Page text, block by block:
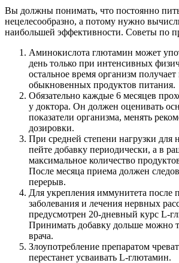
Вы должны понимать, что постоянно
нецелесообразно, а потому нужно
наибольшей эффективности. Советы по
Аминокислота глютамин может
день только при интенсивных
остальное время организм
обыкновенных продуктов питания.
Обязательно каждые 6 месяцев
у доктора. Он должен оценивать
показатели организма, менять
дозировки.
При средней степени нагрузки
пейте добавку периодически, а в
максимальное количество
После месяца приема должен
перерыв.
Для укрепления иммунитета после
заболевания и лечения нервных
предусмотрен 20-дневный курс L-
Принимать добавку дольше можно
врача.
Злоупотребление препаратом
перестанет усваивать L-глютамин.